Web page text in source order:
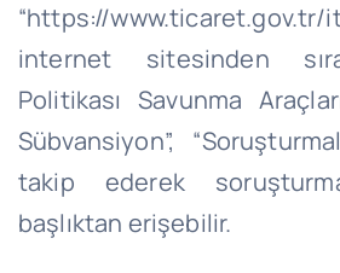
“https://www.ticaret.gov.tr/
internet sitesinden
Politikası Savunma
Sübvansiyon”,
takip ederek
başlıktan erişebilir.